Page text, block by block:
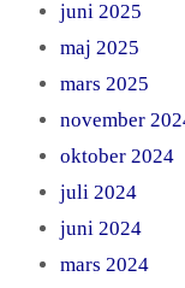
juni 2025
maj 2025
mars 2025
november
oktober 2024
juli 2024
juni 2024
mars 2024